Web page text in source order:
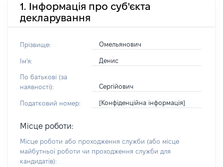
1. Інформація про суб'єкта
декларування
Прізвище: Омельянович
Ім'я: Денис
По батькові (за
наявності):
Сергійович
Податковий номер: [Конфіденційна інформація]
Місце роботи:
Місце роботи або проходження служби (або місце
майбутньої роботи чи проходження служби для
кандидатів):